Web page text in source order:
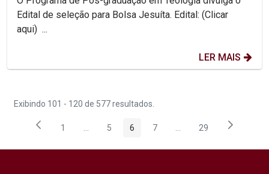
Edital de seleção para Bolsa Jesuíta. Edital: (Clicar
aqui) ...
LER MAIS
Exibindo 101 - 120 de 577 resultados.
Página
1 Páginas intermediárias Usar ABA para navegar.
Página
5 Página
6 Página
7 Páginas intermediárias
Página
29